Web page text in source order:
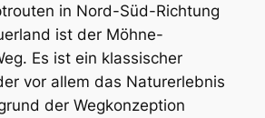
in Nord-Süd-Richtung
ist der Möhne-
Es ist ein klassischer
vor allem das Naturerlebnis
der Wegkonzeption